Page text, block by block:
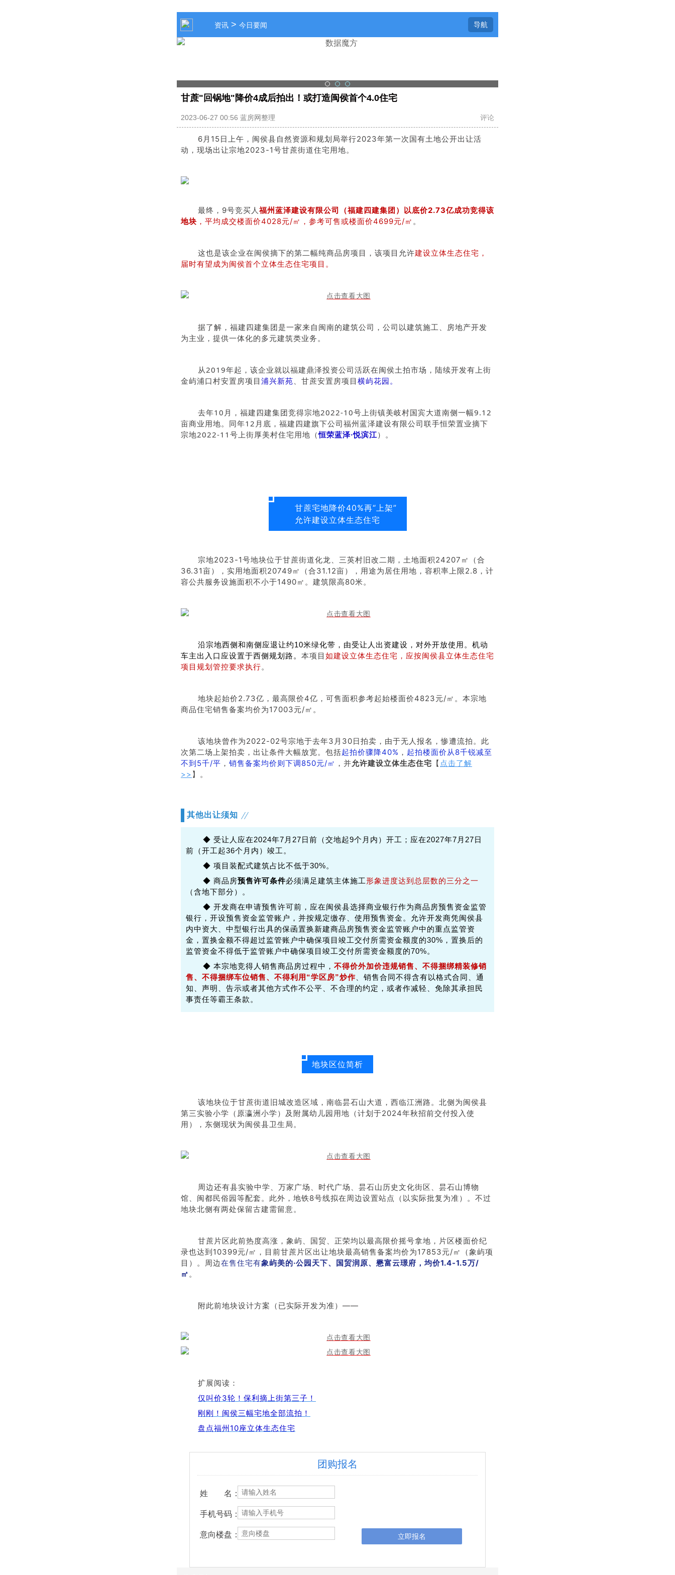
资讯 > 今日要闻 导航
甘蔗"回锅地"降价4成后拍出！或打造闽侯首个4.0住宅
2023-06-27 00:56 蓝房网整理 评论
6月15日上午 ， 闽侯县自然资源和规划局举行2023年第一次国有土地公开出让活
动，现场出让宗地2023-1号甘蔗街道住宅用地。
最终，9号竞买人福州蓝泽建设有限公司（福建四建集团）以底价2.73亿成功竞得该
地块 ，平均成交楼面价4028元/㎡，参考可售或楼面价4699元/㎡ 。
这也是该企业在闽侯摘下的第二幅纯商品房项目，该项目允许建设立体生态住宅，
届时有望成为闽侯首个立体生态住宅项目。
据了解，福建四建集团是一家来自闽南的建筑公司，公司以建筑施工、房地产开发
为主业，提供一体化的多元建筑类业务。
从2019年起，该企业就以福建鼎泽投资公司活跃在闽侯土拍市场，陆续开发有上街
金屿浦口村安置房项目 浦兴新苑、甘蔗安置房项目 横屿花园。
去年10月，福建四建集团竞得宗地2022-10号上街镇美岐村国宾大道南侧一幅9.12
亩商业用地。 同年12月底，福建四建旗下公司福州蓝泽建设有限公司联手恒荣置业摘下
宗地2022-11号上街厚美村住宅用地（恒荣蓝泽·悦滨江）。
甘蔗宅地降价40%再“上架”
允许建设立体生态住宅
宗地2023-1号地块位于甘蔗街道化龙、三英村旧改二期，土地面积24207㎡（合
36.31亩），实用地面积20749㎡（合31.12亩），用途为居住用地，容积率上限2.8，计
容公共服务设施面积不小于1490㎡。建筑限高80米。
沿宗地西侧和南侧应退让约10米绿化带，由受让人出资建设，对外开放使用。 机动
车主出入口应设置于西侧规划路。 本项目 如建设立体生态住宅，应按闽侯县立体生态住宅
项目规划管控要求执行。
地块起始价2.73亿，最高限价4亿，可售面积参考起始楼面价4823元/㎡。本宗地
商品住宅销售备案均价为17003元/㎡。
该地块曾作为2022-02号宗地于去年3月30日拍卖，由于无人报名，惨遭流拍。此
次第二场上架拍卖，出让条件大幅放宽。包括起拍价骤降40% ， 起拍楼面价从8千锐减至
不到5千/平 ， 销售备案均价则下调850元/㎡ ，并允许建设立体生态住宅 【 点击了解
>> 】。
其他出让须知
◆ 受让人应在2024年7月27日前（交地起9个月内）开工；应在2027年7月27日
前（开工起36个月内）竣工。
◆ 项目装配式建筑占比不低于30%。
◆ 商品房预售许可条件必须满足建筑主体施工形象进度达到总层数的三分之一
（含地下部分）。
◆ 开发商在申请预售许可前，应在闽侯县选择商业银行作为商品房预售资金监管
银行，开设预售资金监管账户，并按规定缴存、使用预售资金。
允许开发商凭闽侯县
内中资大、中型银行出具的保函置换新建商品房预售资金监管账户中的重点监管资
金，置换金额不得超过监管账户中确保项目竣工交付所需资金额度的30%，置换后的
监管资金不得低于监管账户中确保项目竣工交付所需资金额度的70%。
◆ 本宗地竞得人销售商品房过程中， 不得价外加价违规销售、不得捆绑精装修销
售、不得捆绑车位销售、不得利用“学区房”炒作 、销售合同不得含有以格式合同、通
知、声明、告示或者其他方式作不公平、不合理的约定，或者作减轻、免除其承担民
事责任等霸王条款。
地块区位简析
该地块位于甘蔗街道旧城改造区域，南临昙石山大道，西临江洲路。北侧为闽侯县
第三实验小学（原瀛洲小学）及附属幼儿园用地（计划于2024年秋招前交付投入使
用），东侧现状为闽侯县卫生局。
周边还有县实验中学、万家广场、时代广场、昙石山历史文化街区、昙石山博物
馆、闽都民俗园等配套。此外，地铁8号线拟在周边设置站点（以实际批复为准）。不过
地块北侧有两处保留古建需留意。
甘蔗片区此前热度高涨，象屿、国贸、正荣均以最高限价摇号拿地，片区楼面价纪
录也达到10399元/㎡，目前甘蔗片区出让地块最高销售备案均价为17853元/㎡（象屿项
目）。 周边在售住宅有象屿美的·公园天下、国贸润原、懋富云璟府，均价1.4-1.5万/
㎡。
附此前地块设计方案（已实际开发为准）——
扩展阅读：
仅叫价3轮！保利摘上街第三子！
刚刚！闽侯三幅宅地全部流拍！
盘点福州10座立体生态住宅
团购报名
姓 名：
手机号码：
意向楼盘： 立即报名